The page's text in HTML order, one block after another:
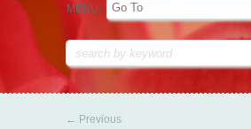
MENU:
← Previous